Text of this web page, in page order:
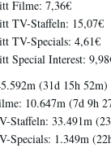
Filme: 7,36€
TV-Staffeln: 15,07€
TV-Specials: 4,61€
Special Interest:
(31d 15h 52m)
10.647m (7d 9h
Staffeln: 33.491m
Specials: 1.349m